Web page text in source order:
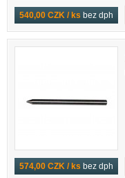
540,00 CZK / ks bez dph
574,00 CZK / ks bez dph